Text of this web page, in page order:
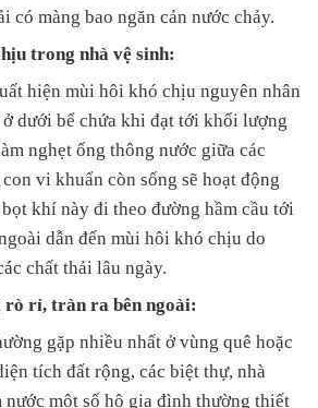
có màng bao ngăn cản nước chảy.
trong nhà vệ sinh:
hiện mùi hôi khó chịu nguyên nhân
dưới bể chứa khi đạt tới khối lượng
nghẹt ống thông nước giữa các
vi khuẩn còn sống sẽ hoạt động
khí này đi theo đường hầm cầu tới
dẫn đến mùi hôi khó chịu do
chất thải lâu ngày.
rò rỉ, tràn ra bên ngoài:
gặp nhiều nhất ở vùng quê hoặc
tích đất rộng, các biệt thự, nhà
một số hộ gia đình thường thiết